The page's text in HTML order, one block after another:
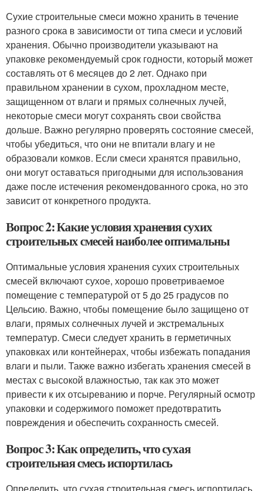
Сухие строительные смеси можно хранить в течение
разного срока в зависимости от типа смеси и условий
хранения. Обычно производители указывают на
упаковке рекомендуемый срок годности, который может
составлять от 6 месяцев до 2 лет. Однако при
правильном хранении в сухом, прохладном месте,
защищенном от влаги и прямых солнечных лучей,
некоторые смеси могут сохранять свои свойства
дольше. Важно регулярно проверять состояние смесей,
чтобы убедиться, что они не впитали влагу и не
образовали комков. Если смеси хранятся правильно,
они могут оставаться пригодными для использования
даже после истечения рекомендованного срока, но это
зависит от конкретного продукта.
Вопрос 2: Какие условия хранения сухих
строительных смесей наиболее оптимальны
Оптимальные условия хранения сухих строительных
смесей включают сухое, хорошо проветриваемое
помещение с температурой от 5 до 25 градусов по
Цельсию. Важно, чтобы помещение было защищено от
влаги, прямых солнечных лучей и экстремальных
температур. Смеси следует хранить в герметичных
упаковках или контейнерах, чтобы избежать попадания
влаги и пыли. Также важно избегать хранения смесей в
местах с высокой влажностью, так как это может
привести к их отсыреванию и порче. Регулярный осмотр
упаковки и содержимого поможет предотвратить
повреждения и обеспечить сохранность смесей.
Вопрос 3: Как определить, что сухая
строительная смесь испортилась